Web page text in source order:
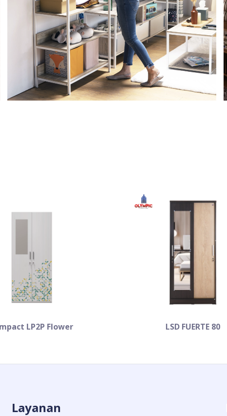
LP2P Flower LSD FUERTE 80
Layanan